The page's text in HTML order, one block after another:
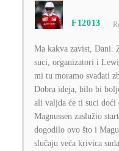
F12013
Ma kakva zavist, Dani.
suci, organizatori i
mi tu moramo svađati
Dobra ideja, bilo bi
ali valjda će ti suci doći
Magnussen zaslužio
dogodilo ovo što i
slučaju veća krivica